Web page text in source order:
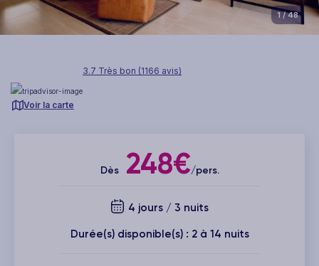
1 / 48
3.7 Très bon (1166 avis)
Voir la carte
Dès248€/pers.
4 jours / 3 nuits
Durée(s) disponible(s) : 2 à 14 nuits